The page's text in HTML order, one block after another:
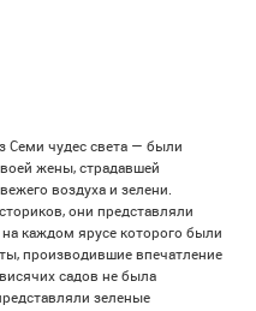
чудес света — были
жены, страдавшей
воздуха и зелени.
они представляли
каждом ярусе которого были
производившие впечатление
садов не была
зеленые